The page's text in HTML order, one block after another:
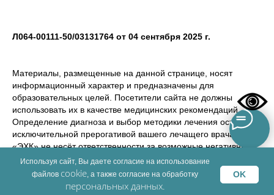
Л064-00111-50/03131764 от 04 сентября 2025 г.
Материалы, размещенные на данной странице, носят
информационный характер и предназначены для
образовательных целей. Посетители сайта не должны
использовать их в качестве медицинских рекомендаций.
Определение диагноза и выбор методики лечения остается
исключительной прерогативой вашего лечащего врача! ООО
«ЭХК» не несёт ответственности за возможные негативные
последствия, возникшие в результате использования
информации, размещенной на сайте dmemed.ru
Используя сайт, Вы даете согласие на использование
файлов cookie, а также согласие на обработку
персональных данных.
OK